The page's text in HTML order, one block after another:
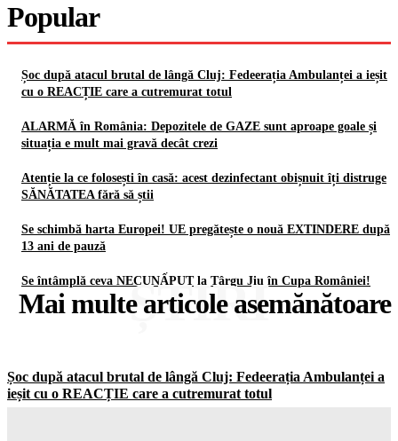
Popular
Șoc după atacul brutal de lângă Cluj: Fedeerația Ambulanței a ieșit
cu o REACȚIE care a cutremurat totul
ALARMĂ în România: Depozitele de GAZE sunt aproape goale și
situația e mult mai gravă decât crezi
Atenție la ce folosești în casă: acest dezinfectant obișnuit îți distruge
SĂNĂTATEA fără să știi
Se schimbă harta Europei! UE pregătește o nouă EXTINDERE după
13 ani de pauză
Se întâmplă ceva NECUNẤPUT la Târgu Jiu în Cupa României!
Mai multe articole asemănătoare
ȘTIRI
Șoc după atacul brutal de lângă Cluj: Fedeerația Ambulanței a
ieșit cu o REACȚIE care a cutremurat totul